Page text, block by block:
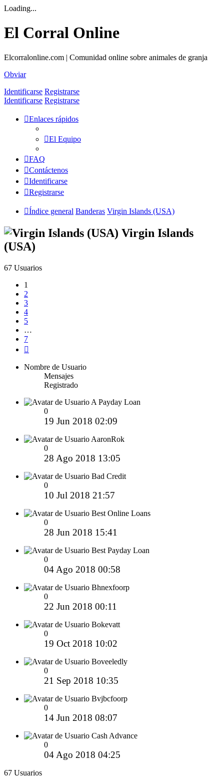
Loading...
El Corral Online
Elcorralonline.com | Comunidad online sobre animales de granja
Obviar
Identificarse Registrarse
Identificarse Registrarse
Enlaces rápidos
El Equipo
FAQ
Contáctenos
Identificarse
Registrarse
Índice general Banderas Virgin Islands (USA)
Virgin Islands
(USA)
67 Usuarios
1
2
3
4
5
…
7
Nombre de Usuario
Mensajes
Registrado
A Payday Loan
0
19 Jun 2018 02:09
AaronRok
0
28 Ago 2018 13:05
Bad Credit
0
10 Jul 2018 21:57
Best Online Loans
0
28 Jun 2018 15:41
Best Payday Loan
0
04 Ago 2018 00:58
Bhnexfoorp
0
22 Jun 2018 00:11
Bokevatt
0
19 Oct 2018 10:02
Boveeledly
0
21 Sep 2018 10:35
Bvjbcfoorp
0
14 Jun 2018 08:07
Cash Advance
0
04 Ago 2018 04:25
67 Usuarios